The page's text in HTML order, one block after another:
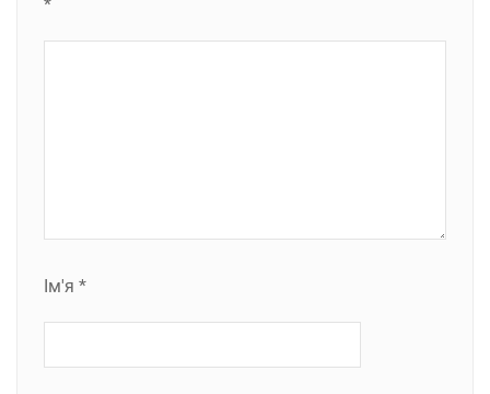
*
Ім'я *